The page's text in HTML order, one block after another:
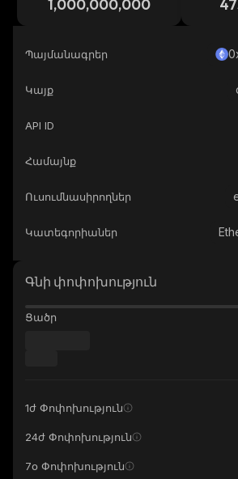
1,000,000,000
Պայմանագրեր
Կայք
API ID
Համայնք
Ուսումնասիրողներ
Կատեգորիաներ
Գնի փոփոխություն
Ցածր
1ժ Փոփոխություն
24ժ Փոփոխություն
7օ Փոփոխություն